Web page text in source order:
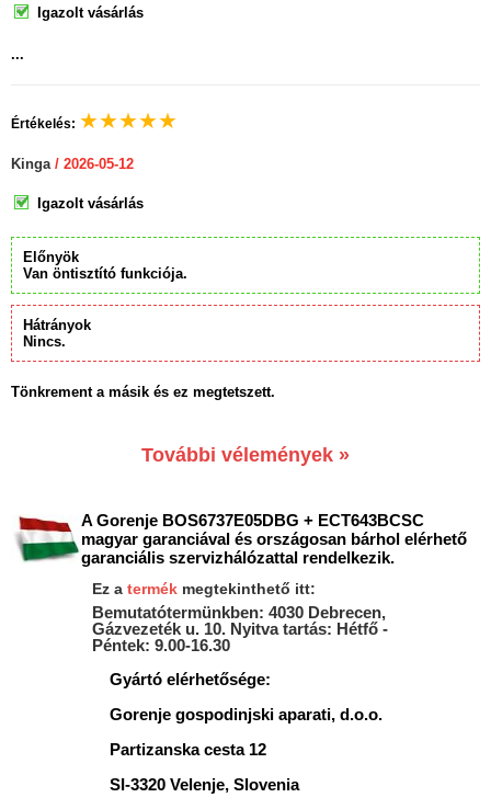
Igazolt vásárlás
...
Értékelés: ★★★★★
Kinga/ 2026-05-12
Igazolt vásárlás
Előnyök
Van öntisztító funkciója.
Hátrányok
Nincs.
Tönkrement a másik és ez megtetszett.
További vélemények »
A Gorenje BOS6737E05DBG + ECT643BCSC
magyar garanciával és országosan bárhol elérhető
garanciális szervizhálózattal rendelkezik.
Ez a termék megtekinthető itt:
Bemutatótermünkben: 4030 Debrecen,
Gázvezeték u. 10. Nyitva tartás: Hétfő -
Péntek: 9.00-16.30
Gyártó elérhetősége:
Gorenje gospodinjski aparati, d.o.o.
Partizanska cesta 12
SI-3320 Velenje, Slovenia